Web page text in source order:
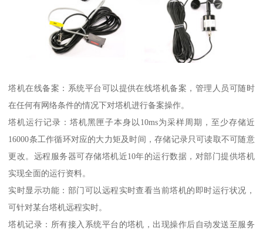
塔机在线备案：系统平台可以提供在线塔机备案，管理人员可随时
在任何有网络条件的情况下对塔机进行备案操作。
塔机运行记录：塔机黑匣子本身以10ms为采样周期，至少存储近
16000条工作循环对应的大力矩及时间，存储记录只可读取不可随意
更改。远程服务器可存储塔机近10年的运行数据，对部门提供塔机
实现全面的运行资料。
实时显示功能：部门可以远程实时查看当前塔机的即时运行状况，
可针对某台塔机远程实时。
塔机记录：所有接入系统平台的塔机，出现操作后自动发送至服务